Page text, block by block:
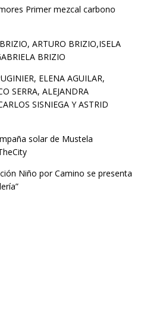
Primer mezcal carbono
ARTURO BRIZIO,ISELA
BRIZIO
ELENA AGUILAR,
SERRA, ALEJANDRA
SISNIEGA Y ASTRID
solar de Mustela
Niño por Camino se presenta